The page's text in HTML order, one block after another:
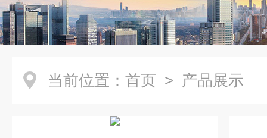
当前位置： 首页 > 产品展示